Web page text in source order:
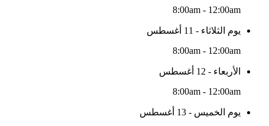
8:00am - 12:00am
يوم الثلاثاء - 11 أغسطس
8:00am - 12:00am
الأربعاء - 12 أغسطس
8:00am - 12:00am
يوم الخميس - 13 أغسطس